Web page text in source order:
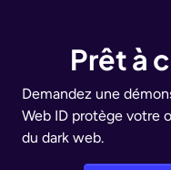
Prêt à
Demandez une
Web ID protège votre
du dark web.